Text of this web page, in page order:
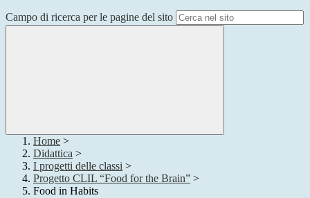
Campo di ricerca per le pagine del sito
Home >
Didattica >
I progetti delle classi >
Progetto CLIL “Food for the Brain” >
Food in Habits